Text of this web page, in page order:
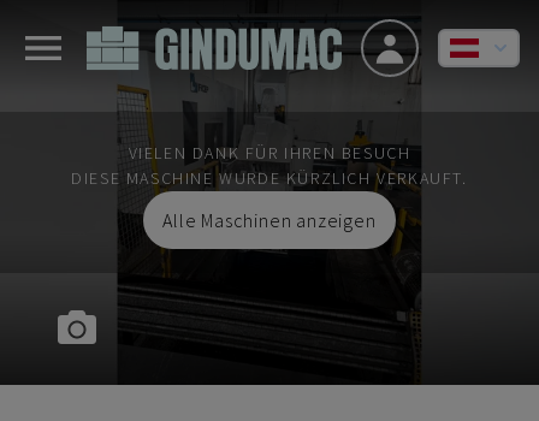
VIELEN DANK FÜR IHREN BESUCH
DIESE MASCHINE WURDE KÜRZLICH VERKAUFT.
Alle Maschinen anzeigen